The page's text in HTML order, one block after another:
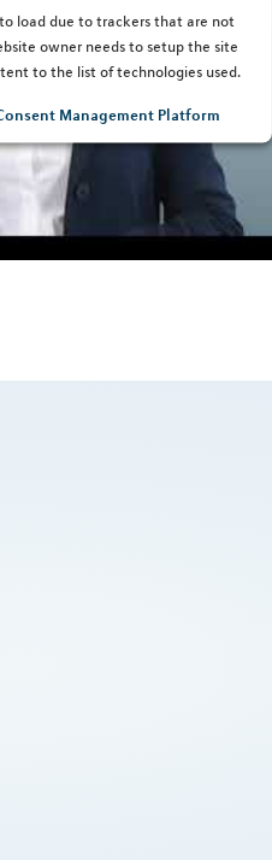
load due to trackers that are not
owner needs to setup the site
to the list of technologies used.
Management Platform